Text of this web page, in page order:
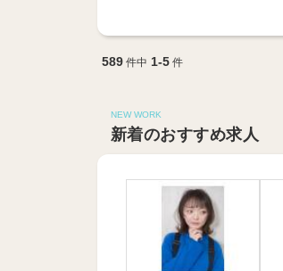
589件中 1-5件
NEW WORK
新着のおすすめ求人